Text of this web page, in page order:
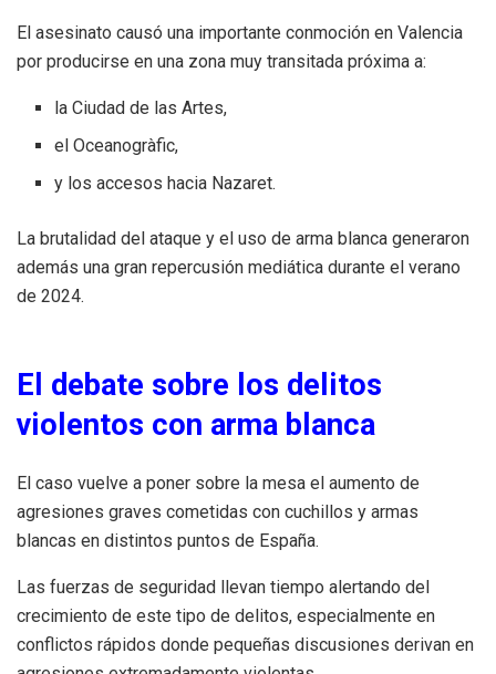
El asesinato causó una importante conmoción en Valencia
por producirse en una zona muy transitada próxima a:
la Ciudad de las Artes,
el Oceanogràfic,
y los accesos hacia Nazaret.
La brutalidad del ataque y el uso de arma blanca generaron
además una gran repercusión mediática durante el verano
de 2024.
El debate sobre los delitos
violentos con arma blanca
El caso vuelve a poner sobre la mesa el aumento de
agresiones graves cometidas con cuchillos y armas
blancas en distintos puntos de España.
Las fuerzas de seguridad llevan tiempo alertando del
crecimiento de este tipo de delitos, especialmente en
conflictos rápidos donde pequeñas discusiones derivan en